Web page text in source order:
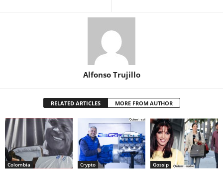
Alfonso Trujillo
RELATED ARTICLES MORE FROM AUTHOR
Colombia Crypto Gossip